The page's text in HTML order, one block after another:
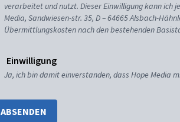
verarbeitet und nutzt. Dieser Einwilligung kann ich
Media, Sandwiesen-str. 35, D – 64665 Alsbach-
Übermittlungskosten nach den bestehenden
Einwilligung
Ja, ich bin damit einverstanden, dass Hope Media
ABSENDEN